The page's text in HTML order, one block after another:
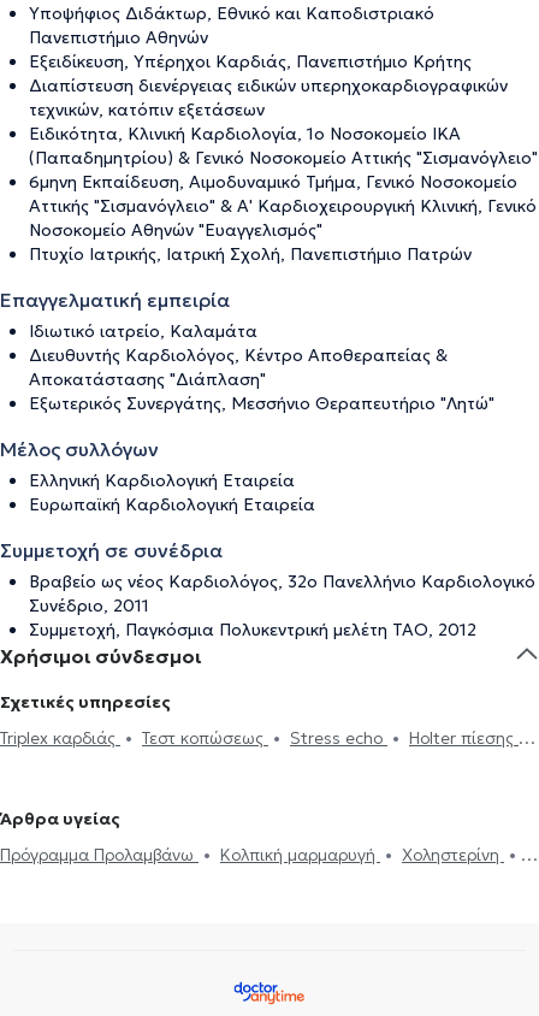
Υποψήφιος Διδάκτωρ, Εθνικό και Καποδιστριακό
Πανεπιστήμιο Αθηνών
Εξειδίκευση, Υπέρηχοι Καρδιάς, Πανεπιστήμιο Κρήτης
Διαπίστευση διενέργειας ειδικών υπερηχοκαρδιογραφικών
τεχνικών, κατόπιν εξετάσεων
Ειδικότητα, Κλινική Καρδιολογία, 1ο Νοσοκομείο ΙΚΑ
(Παπαδημητρίου) & Γενικό Νοσοκομείο Αττικής "Σισμανόγλειο"
6μηνη Εκπαίδευση, Αιμοδυναμικό Τμήμα, Γενικό Νοσοκομείο
Αττικής "Σισμανόγλειο" & Α' Καρδιοχειρουργική Κλινική, Γενικό
Νοσοκομείο Αθηνών "Ευαγγελισμός"
Πτυχίο Ιατρικής, Ιατρική Σχολή, Πανεπιστήμιο Πατρών
Επαγγελματική εμπειρία
Ιδιωτικό ιατρείο, Καλαμάτα
Διευθυντής Καρδιολόγος, Κέντρο Αποθεραπείας &
Αποκατάστασης "Διάπλαση"
Εξωτερικός Συνεργάτης, Μεσσήνιο Θεραπευτήριο "Λητώ"
Μέλος συλλόγων
Ελληνική Καρδιολογική Εταιρεία
Ευρωπαϊκή Καρδιολογική Εταιρεία
Συμμετοχή σε συνέδρια
Βραβείο ως νέος Καρδιολόγος, 32ο Πανελλήνιο Καρδιολογικό
Συνέδριο, 2011
Συμμετοχή, Παγκόσμια Πολυκεντρική μελέτη ΤΑΟ, 2012
Χρήσιμοι σύνδεσμοι
Σχετικές υπηρεσίες
Triplex καρδιάς
Τεστ κοπώσεως Stress echo
Holter πίεσης
έλεγχος
'Eμφραγμα συμπτώματα
στήθος
Πνευμονική υπέρταση
Μυοκαρδιοπάθεια
Άρθρα υγείας
Πρόγραμμα Προλαμβάνω
Κολπική μαρμαρυγή
Χοληστερίνη